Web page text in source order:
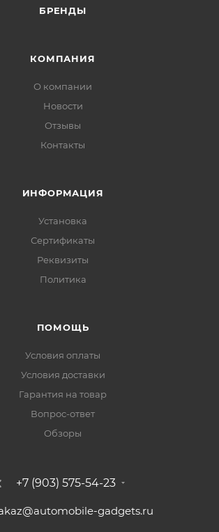
БРЕНДЫ
КОМПАНИЯ
О компании
Новости
Отзывы
Контакты
ИНФОРМАЦИЯ
Установка
Сертификаты
Реквизиты
Политика
ПОМОЩЬ
Условия оплаты
Условия доставки
Гарантия на товар
Вопрос-ответ
Обзоры
+7 (903) 575-54-23
gadgets.ru